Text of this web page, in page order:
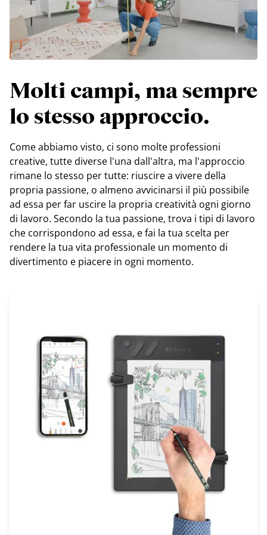
Molti campi, ma sempre
lo stesso approccio.
Come abbiamo visto, ci sono molte professioni
creative, tutte diverse l'una dall'altra, ma l'approccio
rimane lo stesso per tutte: riuscire a vivere della
propria passione, o almeno avvicinarsi il più possibile
ad essa per far uscire la propria creatività ogni giorno
di lavoro. Secondo la tua passione, trova i tipi di lavoro
che corrispondono ad essa, e fai la tua scelta per
rendere la tua vita professionale un momento di
divertimento e piacere in ogni momento.